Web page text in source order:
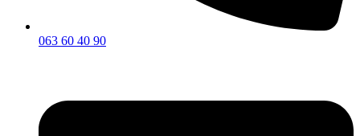
063 60 40 90